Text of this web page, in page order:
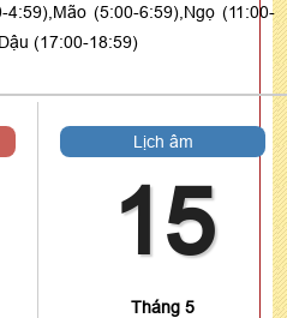
(5:00-6:59),Ngọ (11:00-
(17:00-18:59)
Lịch âm
15
Tháng 5